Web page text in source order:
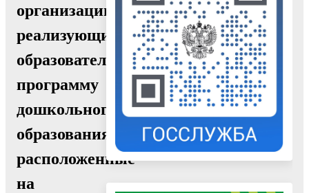
организации,
реализующие
образовательную
программу
дошкольного
образования,
расположенные
на